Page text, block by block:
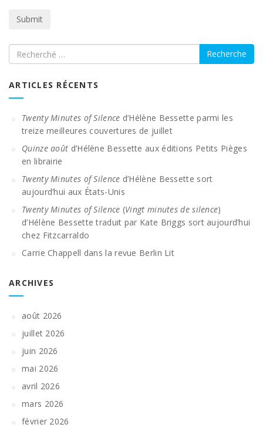
Recherche
ARTICLES RÉCENTS
Twenty Minutes of Silence d’Hélène Bessette parmi les
treize meilleures couvertures de juillet
Quinze août d’Hélène Bessette aux éditions Petits Pièges
en librairie
Twenty Minutes of Silence d’Hélène Bessette sort
aujourd’hui aux États-Unis
Twenty Minutes of Silence (Vingt minutes de silence)
d’Hélène Bessette traduit par Kate Briggs sort aujourd’hui
chez Fitzcarraldo
Carrie Chappell dans la revue Berlin Lit
ARCHIVES
août 2026
juillet 2026
juin 2026
mai 2026
avril 2026
mars 2026
février 2026